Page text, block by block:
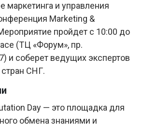
маркетинга и управления
Marketing &
пройдет с 10:00 до
(ТЦ «Форум», пр.
и соберет ведущих экспертов
стран СНГ.
Day — это площадка для
обмена знаниями и